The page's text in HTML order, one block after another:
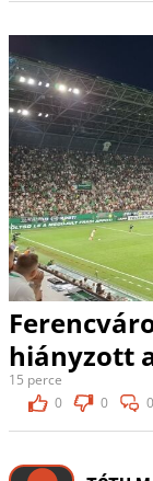
hiányzott
15 perce
0
0 0